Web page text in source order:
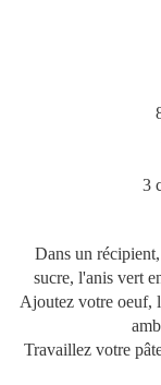
3
Dans un
sucre, l'anis vert
Ajoutez votre oeuf,
Travaillez votre